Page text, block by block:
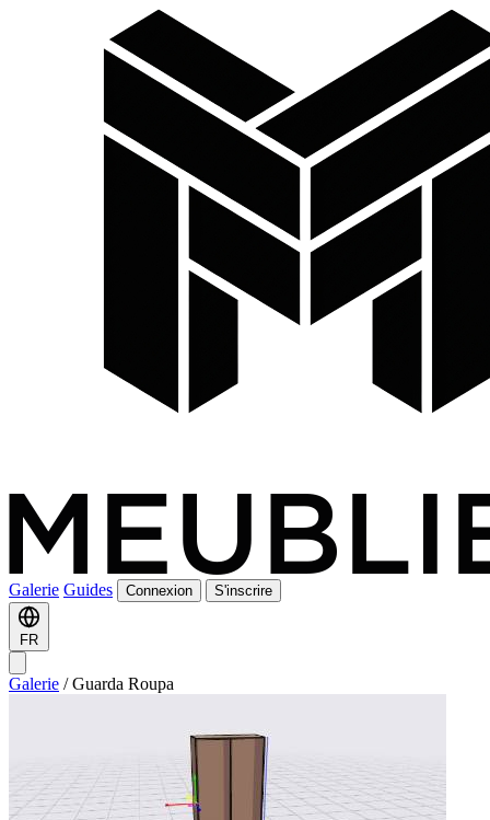
Galerie Guides Connexion S'inscrire
FR
Galerie / Guarda Roupa